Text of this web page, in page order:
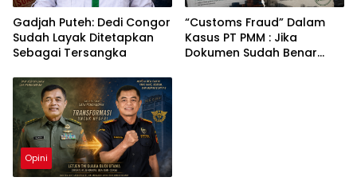
Gadjah Puteh: Dedi Congor
Sudah Layak Ditetapkan
Sebagai Tersangka
“Customs Fraud” Dalam
Kasus PT PMM : Jika
Dokumen Sudah Benar
Opini